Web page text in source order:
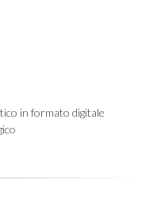
in formato digitale